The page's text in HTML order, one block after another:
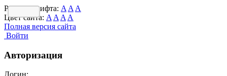
Размер шрифта: A A A
Цвет сайта: A A A A
Полная версия сайта
Войти
Авторизация